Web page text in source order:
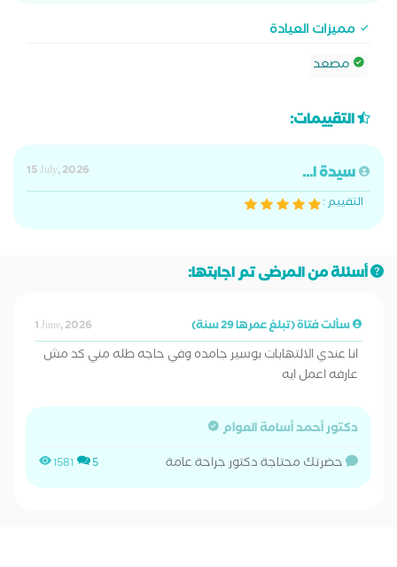
مميزات العيادة
مصعد
التقييمات:
سيدة ا...
15 July, 2026
التقييم :
أسئلة من المرضى تم اجابتها:
سألت فتاة (تبلغ عمرها 29 سنة) 1 June, 2026
انا عندي الالتهابات بوسير جامده وفي حاجه طله مني كد مش
عارفه اعمل ايه
دكتور أحمد أسامة العوام
1581 5 حضرتك محتاجة دكتور جراحة عامة